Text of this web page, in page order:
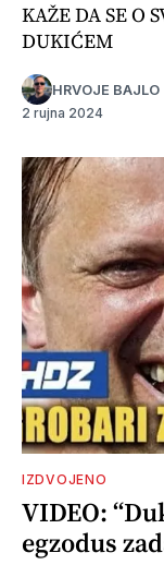
KAŽE DA SE O
DUKIĆEM
HRVOJE BAJLO
2 rujna 2024
IZDVOJENO
VIDEO:
egzodus